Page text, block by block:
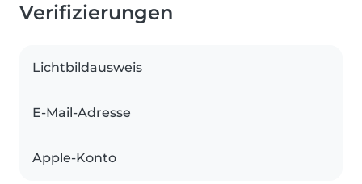
Verifizierungen
Lichtbildausweis
E-Mail-Adresse
Apple-Konto